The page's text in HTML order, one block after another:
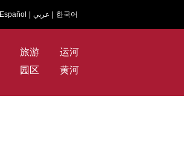
Español عربي 한국어
旅游
运河
园区 黄河